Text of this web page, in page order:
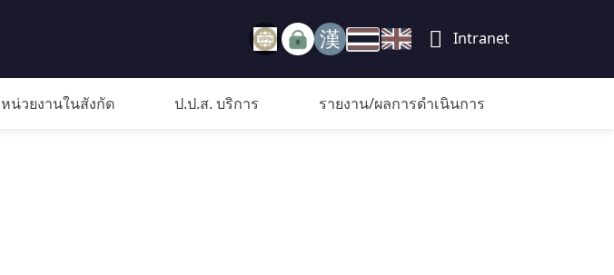
Intranet
หน่วยงานในสังกัด ป.ป.ส. บริการ รายงาน/ผลการดำเนินการ